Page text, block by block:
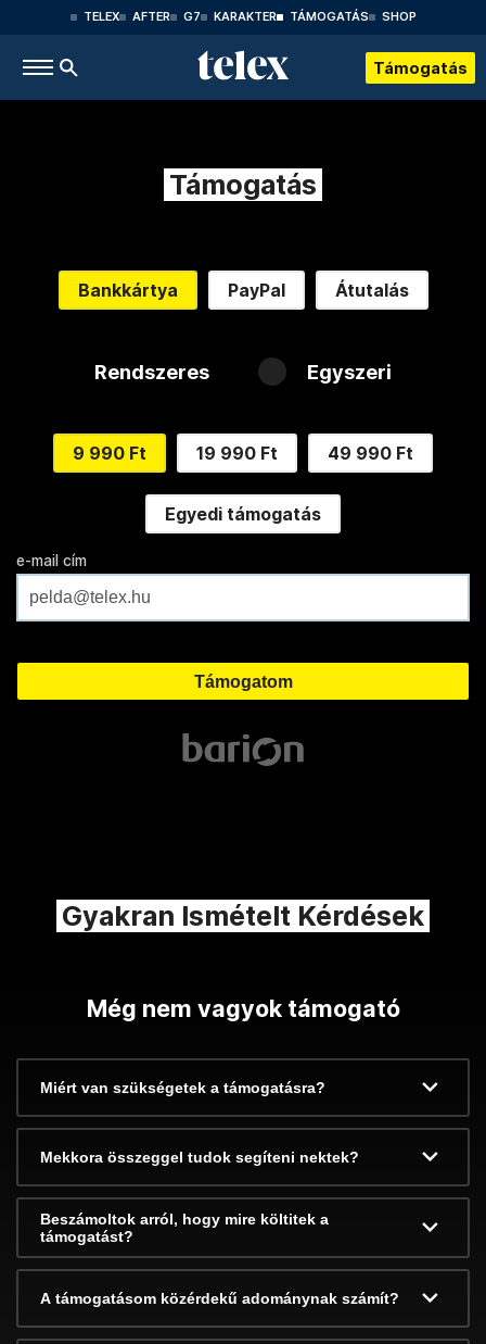
TELEX AFTER G7 KARAKTER TÁMOGATÁS SHOP
Támogatás
Támogatás
Bankkártya PayPal Átutalás
Rendszeres Egyszeri
9 990 Ft 19 990 Ft 49 990 Ft
Egyedi támogatás
e-mail cím
Gyakran Ismételt Kérdések
Még nem vagyok támogató
Miért van szükségetek a támogatásra?
Mekkora összeggel tudok segíteni nektek?
Beszámoltok arról, hogy mire költitek a
támogatást?
A támogatásom közérdekű adománynak számít?